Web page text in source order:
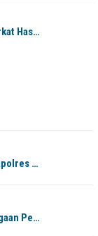
Has…
…
Pe…